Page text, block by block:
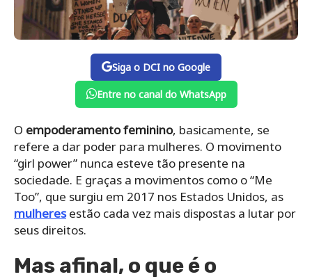
Siga o DCI no Google
Entre no canal do WhatsApp
O empoderamento feminino, basicamente, se
refere a dar poder para mulheres. O movimento
“girl power” nunca esteve tão presente na
sociedade. E graças a movimentos como o “Me
Too”, que surgiu em 2017 nos Estados Unidos, as
mulheresestão cada vez mais dispostas a lutar por
seus direitos.
Mas afinal, o que é o